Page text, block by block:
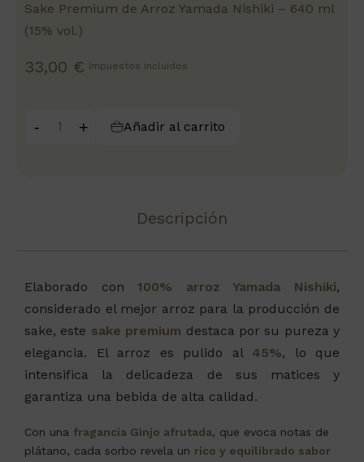
Sake Premium de Arroz Yamada Nishiki – 640 ml
(15% vol.)
33,00 € Impuestos incluidos
- + Añadir al carrito
Descripción
Elaborado con100% arroz Yamada Nishiki,
considerado el mejor arroz para la producción de
sake, este sake premium destaca por su pureza y
elegancia. El arroz es pulido al 45%, lo que
intensifica la delicadeza de sus matices y
garantiza una bebida de alta calidad.
Con una fragancia Ginjo afrutada, que evoca notas de
plátano, cada sorbo revela un rico y equilibrado sabor